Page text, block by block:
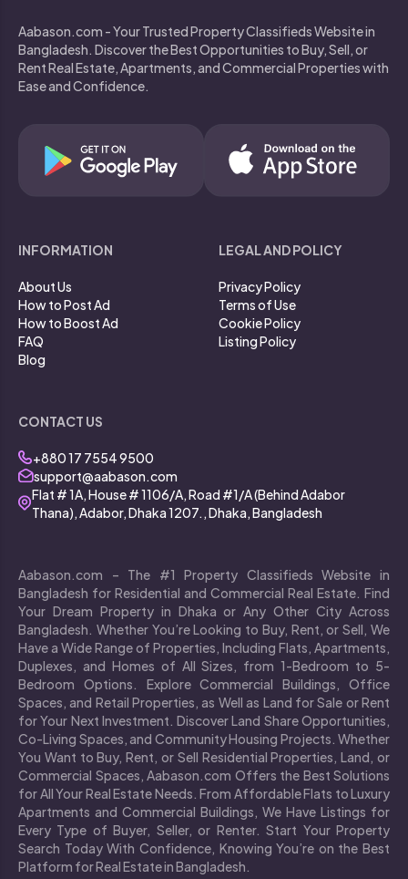
Aabason.com - Your Trusted Property Classifieds Website in
Bangladesh. Discover the Best Opportunities to Buy, Sell, or
Rent Real Estate, Apartments, and Commercial Properties with
Ease and Confidence.
INFORMATION
About Us
How to Post Ad
How to Boost Ad
FAQ
Blog
LEGAL AND POLICY
Privacy Policy
Terms of Use
Cookie Policy
Listing Policy
CONTACT US
+880 17 7554 9500
support@aabason.com
Flat # 1A, House # 1106/A, Road #1/A (Behind Adabor
Thana), Adabor, Dhaka 1207., Dhaka, Bangladesh
Aabason.com – The #1 Property Classifieds Website in
Bangladesh for Residential and Commercial Real Estate. Find
Your Dream Property in Dhaka or Any Other City Across
Bangladesh. Whether You’re Looking to Buy, Rent, or Sell, We
Have a Wide Range of Properties, Including Flats, Apartments,
Duplexes, and Homes of All Sizes, from 1-Bedroom to 5-
Bedroom Options. Explore Commercial Buildings, Office
Spaces, and Retail Properties, as Well as Land for Sale or Rent
for Your Next Investment. Discover Land Share Opportunities,
Co-Living Spaces, and Community Housing Projects. Whether
You Want to Buy, Rent, or Sell Residential Properties, Land, or
Commercial Spaces, Aabason.com Offers the Best Solutions
for All Your Real Estate Needs. From Affordable Flats to Luxury
Apartments and Commercial Buildings, We Have Listings for
Every Type of Buyer, Seller, or Renter. Start Your Property
Search Today With Confidence, Knowing You’re on the Best
Platform for Real Estate in Bangladesh.